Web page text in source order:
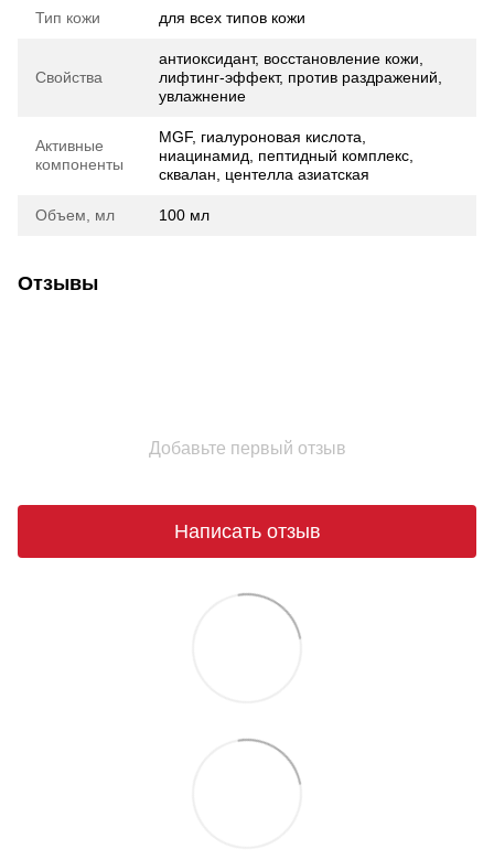
Тип кожи для всех типов кожи
Свойства
антиоксидант, восстановление кожи,
лифтинг-эффект, против раздражений,
увлажнение
Активные
компоненты
MGF, гиалуроновая кислота,
ниацинамид, пептидный комплекс,
сквалан, центелла азиатская
Объем, мл 100 мл
Отзывы
Добавьте первый отзыв
Написать отзыв